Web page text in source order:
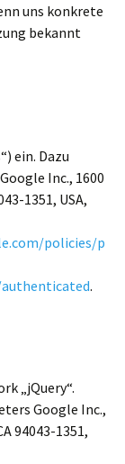
uns konkrete
bekannt
ein. Dazu
Inc., 1600
1351, USA,
policies/p
.
„jQuery“.
Google Inc.,
94043-1351,